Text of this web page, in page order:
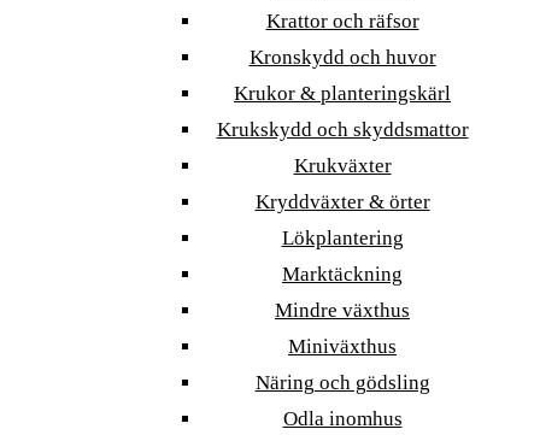
Krattor och räfsor
Kronskydd och huvor
Krukor & planteringskärl
Krukskydd och skyddsmattor
Krukväxter
Kryddväxter & örter
Lökplantering
Marktäckning
Mindre växthus
Miniväxthus
Näring och gödsling
Odla inomhus